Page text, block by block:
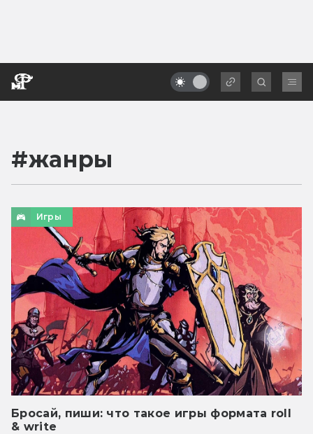
#жанры
Игры
Бросай, пиши: что такое игры формата roll
& write